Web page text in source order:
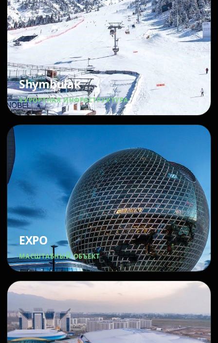
Shymbulak
КУРОРТНАЯ ИНФРАСТРУКТУРА
EXPO
МАСШТАБНЫЙ ОБЪЕКТ